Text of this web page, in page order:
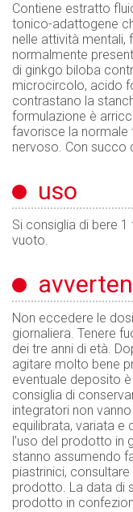
Contiene estratto
tonico-adattogene
nelle attività
normalmente
di ginkgo biloba
microcircolo, acido
contrastano la
formulazione è
favorisce la normale
nervoso. Con succo
uso
Si consiglia di bere
vuoto.
Non eccedere le
giornaliera. Tenere
dei tre anni di età.
agitare molto bene
eventuale deposito
consiglia di
integratori non
equilibrata, variata e
l’uso del prodotto in
stanno assumendo
piastrinici,
prodotto. La data di
prodotto in